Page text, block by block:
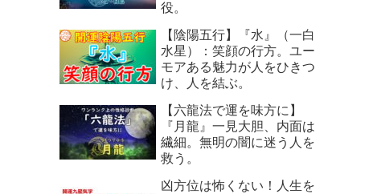
役。
【陰陽五行】『水』（一白
水星）：笑顔の行方。ユー
モアある魅力が人をひきつ
け、人を結ぶ。
【六龍法で運を味方に】
『月龍』一見大胆、内面は
繊細。無明の闇に迷う人を
救う。
凶方位は怖くない！人生を